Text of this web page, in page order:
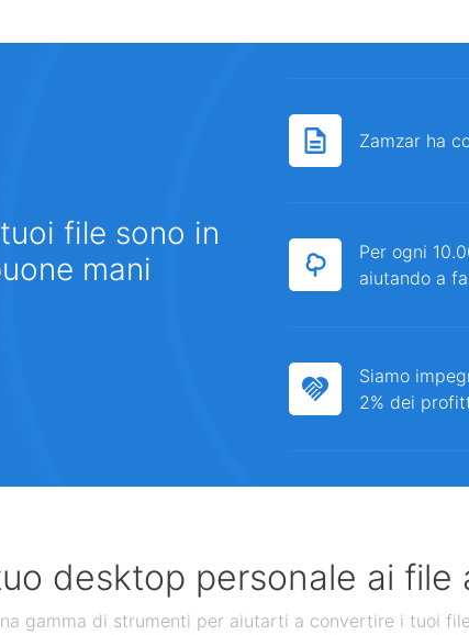
file sono in
mani
Zamzar ha
Per ogni
aiutando a
Siamo
2% dei
desktop personale ai
gamma di strumenti per aiutarti a convertire i tuoi